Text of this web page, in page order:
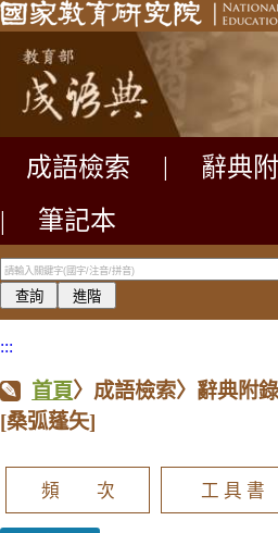
成語檢索 辭典
|
筆記本
:::
首頁〉成語檢索〉辭典附
[桑弧蓬矢]
頻 次 工 具 書